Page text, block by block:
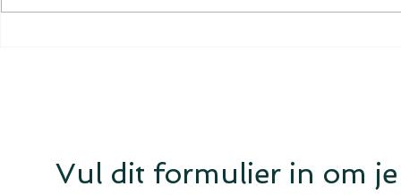
Vul dit formulier in om je